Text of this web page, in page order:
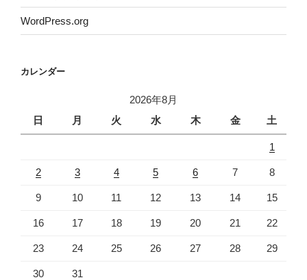
WordPress.org
カレンダー
2026年8月
日
月 火 水 木 金 土
1
2 3 4 5 6 7 8
9 10 11 12 13 14 15
16 17 18 19 20 21 22
23 24 25 26 27 28 29
30 31